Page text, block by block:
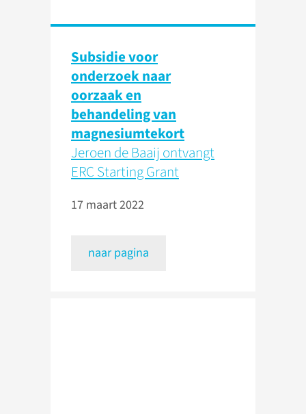
Subsidie voor
onderzoek naar
oorzaak en
behandeling van
magnesiumtekort
Jeroen de Baaij ontvangt
ERC Starting Grant
17 maart 2022
naar pagina